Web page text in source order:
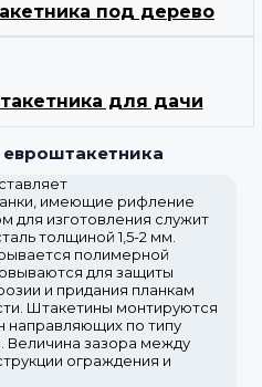
под дерево
для дачи
евроштакетника
имеющие рифление
для изготовления служит
толщиной 1,5-2 мм.
полимерной
для защиты
и придания планкам
Штакетины монтируются
направляющих по типу
Величина зазора между
ограждения и